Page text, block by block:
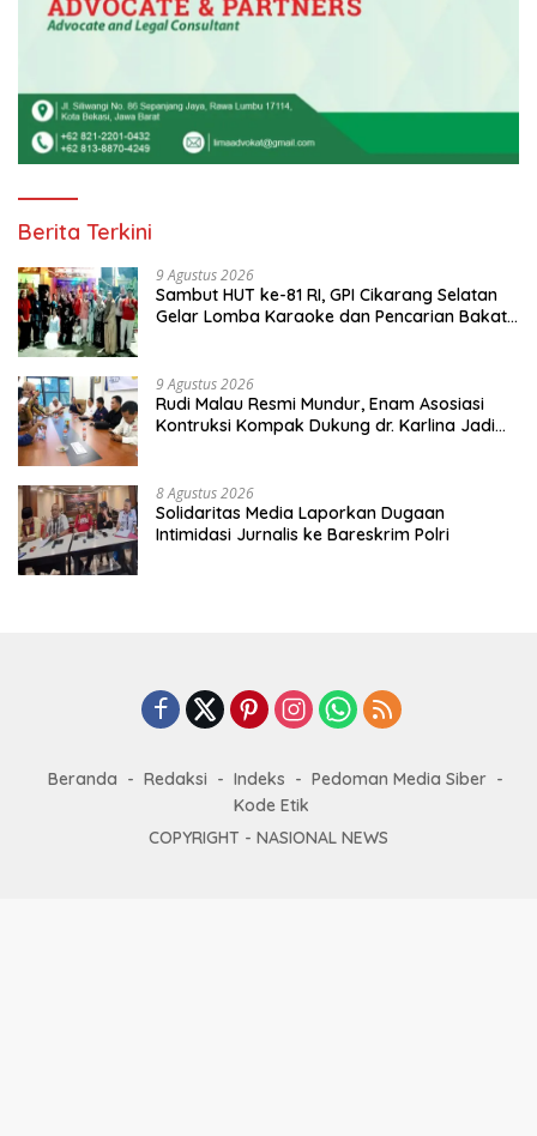
Berita Terkini
9 Agustus 2026
Sambut HUT ke-81 RI, GPI Cikarang Selatan
Gelar Lomba Karaoke dan Pencarian Bakat
9 Agustus 2026
Rudi Malau Resmi Mundur, Enam Asosiasi
Kontruksi Kompak Dukung dr. Karlina Jadi
8 Agustus 2026
Solidaritas Media Laporkan Dugaan
Intimidasi Jurnalis ke Bareskrim Polri
Beranda Redaksi Indeks
Pedoman Media Siber
Kode Etik
COPYRIGHT - NASIONAL NEWS